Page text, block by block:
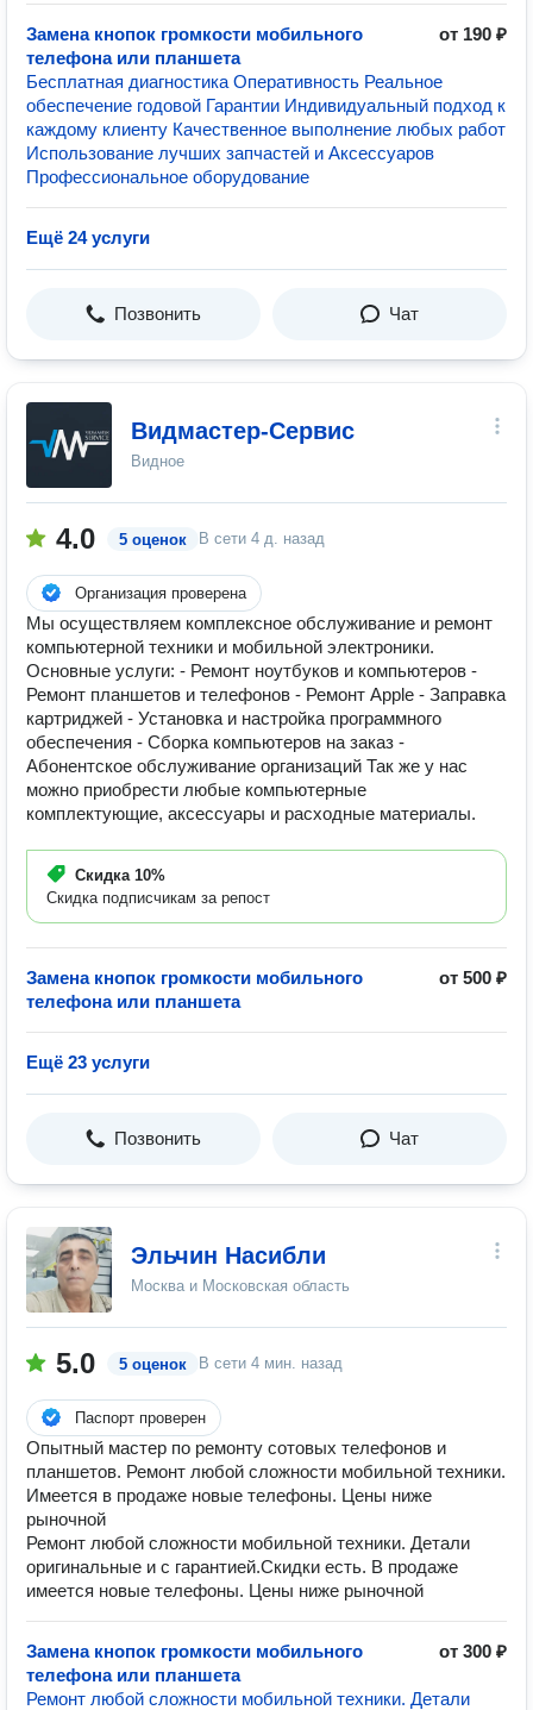
Замена кнопок громкости мобильного
телефона или планшета
от 190 ₽
Бесплатная диагностика Оперативность Реальное
обеспечение годовой Гарантии Индивидуальный подход к
каждому клиенту Качественное выполнение любых работ
Использование лучших запчастей и Аксессуаров
Профессиональное оборудование
Ещё 24 услуги
Позвонить Чат
Видмастер-Сервис
Видное
4.0 5 оценок В сети 4 д. назад
Организация проверена
Мы осуществляем комплексное обслуживание и ремонт
компьютерной техники и мобильной электроники.
Основные услуги: - Ремонт ноутбуков и компьютеров -
Ремонт планшетов и телефонов - Ремонт Apple - Заправка
картриджей - Установка и настройка программного
обеспечения - Сборка компьютеров на заказ -
Абонентское обслуживание организаций Так же у нас
можно приобрести любые компьютерные
комплектующие, аксессуары и расходные материалы.
Скидка 10%
Скидка подписчикам за репост
Замена кнопок громкости мобильного
телефона или планшета
от 500 ₽
Ещё 23 услуги
Позвонить Чат
Эльчин Насибли
Москва и Московская область
5.0 5 оценок В сети 4 мин. назад
Паспорт проверен
Опытный мастер по ремонту сотовых телефонов и
планшетов. Ремонт любой сложности мобильной техники.
Имеется в продаже новые телефоны. Цены ниже
рыночной
Ремонт любой сложности мобильной техники. Детали
оригинальные и с гарантией.Скидки есть. В продаже
имеется новые телефоны. Цены ниже рыночной
Замена кнопок громкости мобильного
телефона или планшета
от 300 ₽
Ремонт любой сложности мобильной техники. Детали